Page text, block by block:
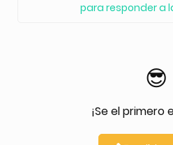
para responder a
😎
¡Se el primero